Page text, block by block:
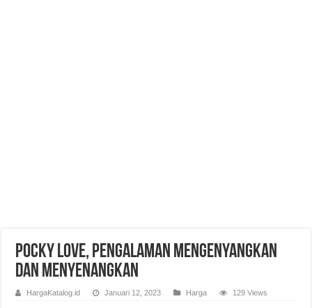
Pocky Love, Pengalaman Mengenyangkan
dan Menyenangkan
HargaKatalog.id Januari 12, 2023 Harga 129 Views